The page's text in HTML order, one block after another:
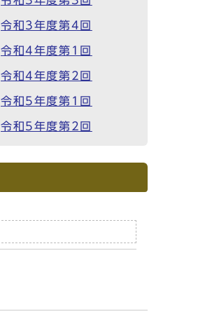
令和3年度第4回
令和4年度第1回
令和4年度第2回
令和5年度第1回
令和5年度第2回